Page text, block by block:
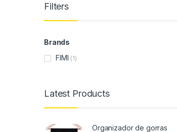
Filters
Brands
FIMI (1)
Latest Products
Organizador de gorras